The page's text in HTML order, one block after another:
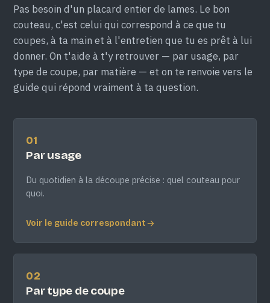
Pas besoin d'un placard entier de lames. Le bon
couteau, c'est celui qui correspond à ce que tu
coupes, à ta main et à l'entretien que tu es prêt à lui
donner. On t'aide à t'y retrouver — par usage, par
type de coupe, par matière — et on te renvoie vers le
guide qui répond vraiment à ta question.
01
Par usage
Du quotidien à la découpe précise : quel couteau pour
quoi.
Voir le guide correspondant
02
Par type de coupe